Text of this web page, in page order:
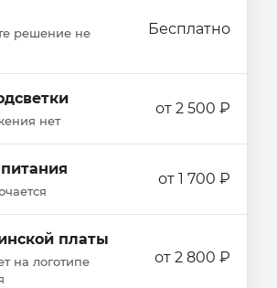
решение не
Бесплатно
нет
от 2 500 ₽
от 1 700 ₽
платы
на логотипе
от 2 800 ₽